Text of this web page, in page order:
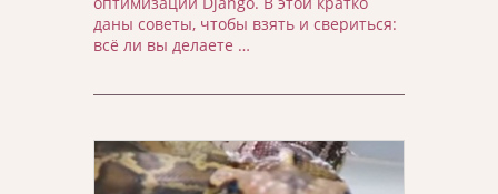
даны советы, чтобы взять и свериться:
всё ли вы делаете …